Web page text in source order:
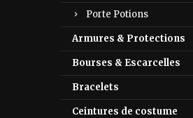
Porte Potions
Armures & Protections
Bourses & Escarcelles
Bracelets
Ceintures de costume